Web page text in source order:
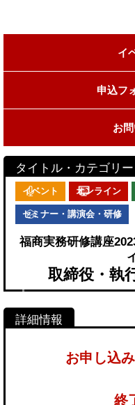
イ
申込フ
お
イベント オンライン
セミナー・講演会・研修
福商実務研修講座
取締役・執
お申し込
終